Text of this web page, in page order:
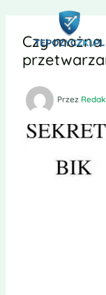
treściCzy
Przez